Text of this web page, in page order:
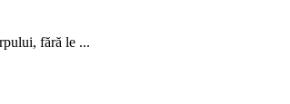
fără le ...